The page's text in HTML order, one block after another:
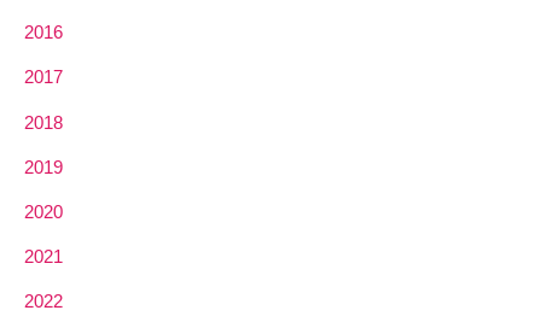
2016
2017
2018
2019
2020
2021
2022